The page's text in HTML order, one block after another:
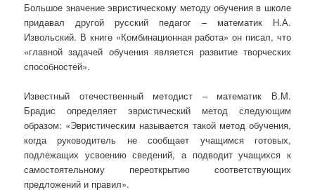
Большое значение эвристическому методу обучения в школе
придавал другой русский педагог – математик Н.А.
Извольский. В книге «Комбинационная работа» он писал, что
«главной задачей обучения является развитие творческих
способностей».
Известный отечественный методист – математик В.М.
Брадис определяет эвристический метод следующим
образом: «Эвристическим называется такой метод обучения,
когда руководитель не сообщает учащимся готовых,
подлежащих усвоению сведений, а подводит учащихся к
самостоятельному переоткрытию соответствующих
предложений и правил».